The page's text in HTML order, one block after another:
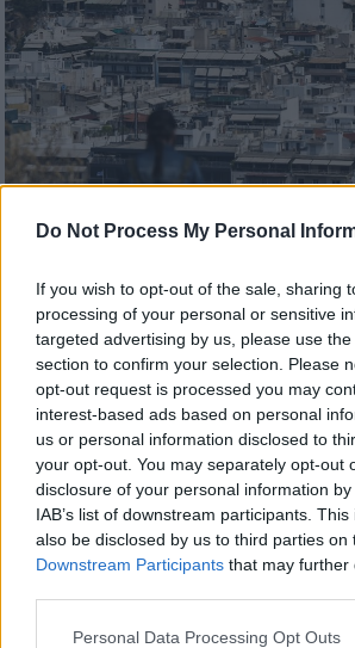
Do Not Process My Personal
If you wish to opt-out of the sale, sharing
processing of your personal or sensitive
targeted advertising by us, please use
section to confirm your selection. Please
opt-out request is processed you may
interest-based ads based on personal
us or personal information disclosed to
your opt-out. You may separately opt-out
disclosure of your personal information
IAB’s list of downstream participants.
also be disclosed by us to third parties on
Downstream Participants that may further
Please note that this website/app uses
Personal Data Processing Opt Outs
Intime News
Προσθέστε το ΕΘΝΟΣ
Απαλλάσσονται από τον
ακίνητα που βρίσκονται σε
έχουν πληγεί από φυσικές
όπως και ιστορικά
σύμφωνα με το νομοσχέδιο